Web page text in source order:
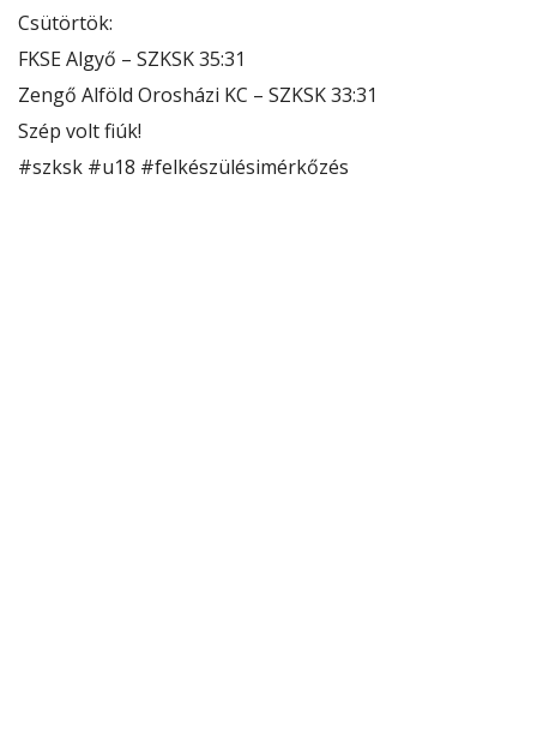
Csütörtök:
FKSE Algyő – SZKSK 35:31
Zengő Alföld Orosházi KC – SZKSK 33:31
Szép volt fiúk!
#szksk #u18 #felkészülésimérkőzés